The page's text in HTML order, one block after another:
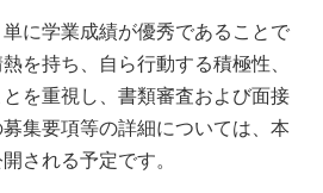
に学業成績が優秀であることで
を持ち、自ら行動する積極性、
を重視し、書類審査および面接
集要項等の詳細については、本
される予定です。